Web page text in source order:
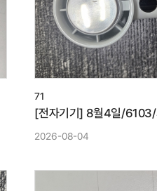
71
[전자기기] 8월4일/6103/
2026-08-04